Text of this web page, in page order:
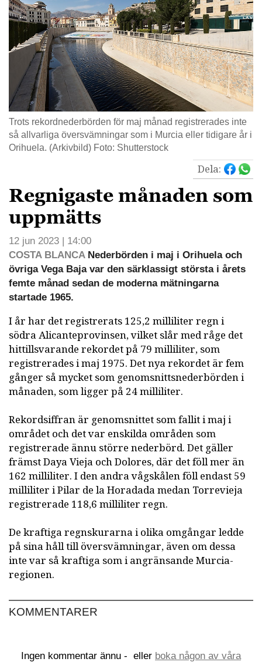
Trots rekordnederbörden för maj månad registrerades inte
så allvarliga översvämningar som i Murcia eller tidigare år i
Orihuela. (Arkivbild) Foto: Shutterstock
Dela:
Regnigaste månaden som
uppmätts
12 jun 2023 | 14:00
COSTA BLANCANederbörden i maj i Orihuela och
övriga Vega Baja var den särklassigt största i årets
femte månad sedan de moderna mätningarna
startade 1965.
I år har det registrerats 125,2 milliliter regn i
södra Alicanteprovinsen, vilket slår med råge det
hittillsvarande rekordet på 79 milliliter, som
registrerades i maj 1975. Det nya rekordet är fem
gånger så mycket som genomsnittsnederbörden i
månaden, som ligger på 24 milliliter.
Rekordsiffran är genomsnittet som fallit i maj i
området och det var enskilda områden som
registrerade ännu större nederbörd. Det gäller
främst Daya Vieja och Dolores, där det föll mer än
162 milliliter. I den andra vågskålen föll endast 59
milliliter i Pilar de la Horadada medan Torrevieja
registrerade 118,6 milliliter regn.
De kraftiga regnskurarna i olika omgångar ledde
på sina håll till översvämningar, även om dessa
inte var så kraftiga som i angränsande Murcia-
regionen.
KOMMENTARER
Ingen kommentar ännu - eller boka någon av våra